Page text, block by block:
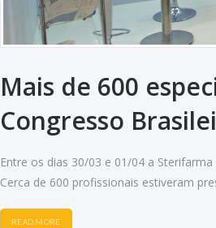
Mais de 600
Congresso
Entre os dias 30/03 e 01/04 a
Cerca de 600 profissionais estiveram
READ MORE